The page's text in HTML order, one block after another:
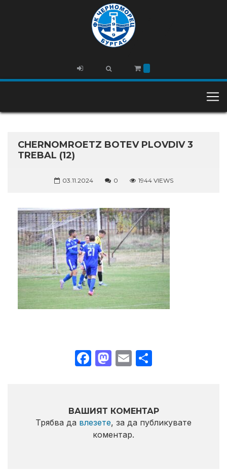
CHERNOMROETZ BOTEV PLOVDIV 3
TREBAL (12)
03.11.2024 0 1944 VIEWS
Facebook
Mastodon
Email
ВАШИЯТ КОМЕНТАР
Трябва да влезете, за да публикувате
коментар.